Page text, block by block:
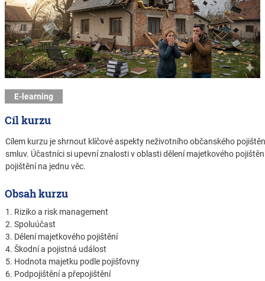
E-learning
Cíl kurzu
Cílem kurzu je shrnout klíčové aspekty neživotního občanského
smluv. Účastníci si upevní znalosti v oblasti dělení majetkového
pojištění na jednu věc.
Obsah kurzu
1. Riziko a risk management
2. Spoluúčast
3. Dělení majetkového pojištění
4. Škodní a pojistná událost
5. Hodnota majetku podle pojišťovny
6. Podpojištění a přepojištění